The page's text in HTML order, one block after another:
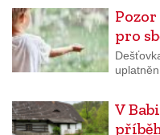
pro
V